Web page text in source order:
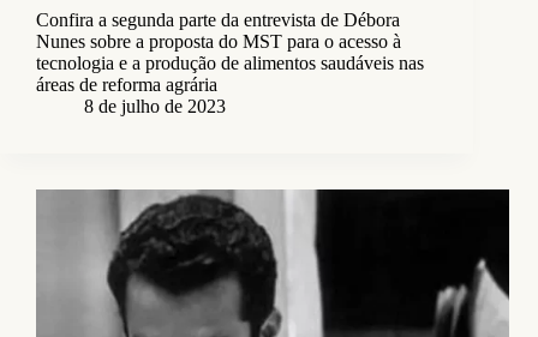
Confira a segunda parte da entrevista de Débora
Nunes sobre a proposta do MST para o acesso à
tecnologia e a produção de alimentos saudáveis nas
áreas de reforma agrária
8 de julho de 2023